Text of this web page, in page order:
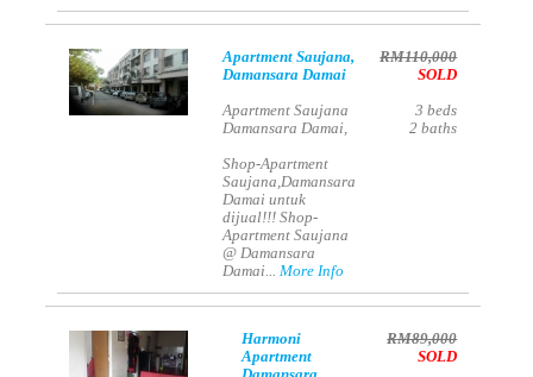
Apartment Saujana,
Damansara Damai
Apartment Saujana
Damansara Damai,
Shop-Apartment
Saujana,Damansara
Damai untuk
dijual!!! Shop-
Apartment Saujana
@ Damansara
Damai...More Info
RM110,000
SOLD
3 beds
2 baths
Harmoni
Apartment
RM89,000
SOLD